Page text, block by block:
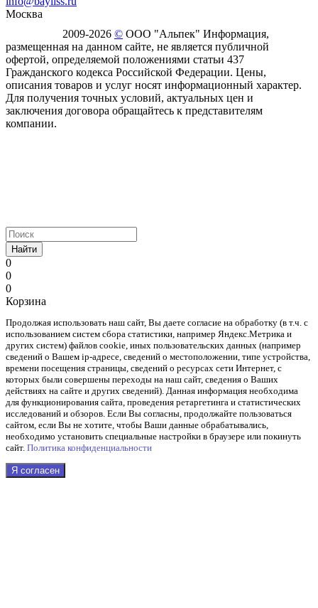
Москва
2009-2026 © ООО "Альпек" Информация,
размещенная на данном сайте, не является публичной
офертой, определяемой положениями статьи 437
Гражданского кодекса Российской Федерации. Цены,
описания товаров и услуг носят информационный характер.
Для получения точных условий, актуальных цен и
заключения договора обращайтесь к представителям
компании.
Найти
0
0
0
Корзина
Продолжая использовать наш cайт, Вы даете согласие на обработку (в т.ч. с
использованием систем сбора статистики, например Яндекс.Метрика и
других систем) файлов cookie, иных пользовательских данных (например
сведений о Вашем ip-адресе, сведений о местоположении, типе устройства,
времени посещения страницы, сведений о ресурсах сети Интернет, с
которых были совершены переходы на наш сайт, сведения о Ваших
действиях на сайте и других сведений). Данная информация необходима
для функционирования сайта, проведения ретаргетинга и статистических
исследований и обзоров. Если Вы согласны, продолжайте пользоваться
сайтом, если Вы не хотите, чтобы Ваши данные обрабатывались,
необходимо установить специальные настройки в браузере или покинуть
сайт. Политика конфиденциальности
Я согласен